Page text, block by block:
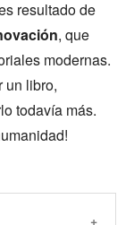
resultado de
, que
modernas.
un libro,
todavía más.